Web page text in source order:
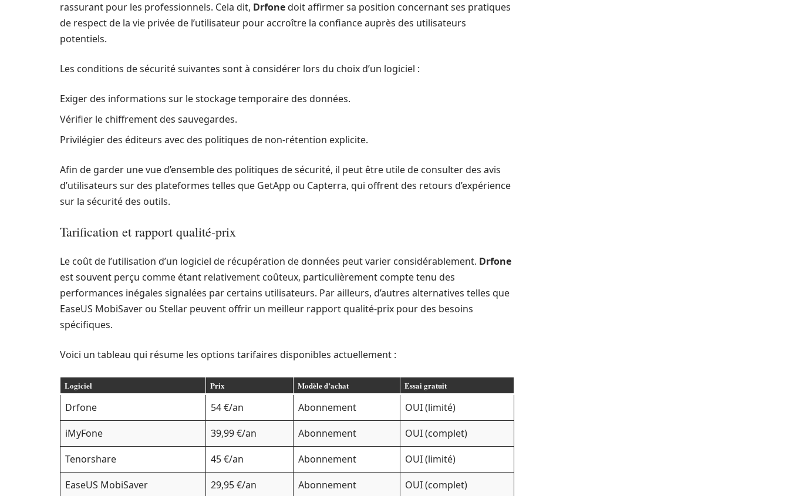
rassurant pour les professionnels. Cela dit, Drfonedoit affirmer sa position concernant ses pratiques
de respect de la vie privée de l’utilisateur pour accroître la confiance auprès des utilisateurs
potentiels.
Les conditions de sécurité suivantes sont à considérer lors du choix d’un logiciel :
Exiger des informations sur le stockage temporaire des données.
Vérifier le chiffrement des sauvegardes.
Privilégier des éditeurs avec des politiques de non-rétention explicite.
Afin de garder une vue d’ensemble des politiques de sécurité, il peut être utile de consulter des avis
d’utilisateurs sur des plateformes telles que GetApp ou Capterra, qui offrent des retours d’expérience
sur la sécurité des outils.
Tarification et rapport qualité-prix
Le coût de l’utilisation d’un logiciel de récupération de données peut varier considérablement. Drfone
est souvent perçu comme étant relativement coûteux, particulièrement compte tenu des
performances inégales signalées par certains utilisateurs. Par ailleurs, d’autres alternatives telles que
EaseUS MobiSaver ou Stellar peuvent offrir un meilleur rapport qualité-prix pour des besoins
spécifiques.
Voici un tableau qui résume les options tarifaires disponibles actuellement :
Logiciel Prix Modèle d’achat Essai gratuit
Drfone 54 €/an Abonnement
OUI (limité)
iMyFone
39,99 €/an Abonnement
OUI (complet)
Tenorshare
45 €/an Abonnement
OUI (limité)
EaseUS MobiSaver
29,95 €/an Abonnement OUI (complet)